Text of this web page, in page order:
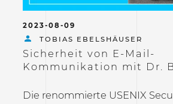
2023-08-09
TOBIAS EBELSHÄUSER
Sicherheit von E-Mail-
Kommunikation mit Dr.
Die renommierte USENIX